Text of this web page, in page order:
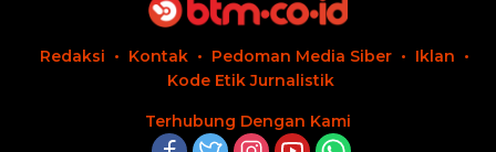
Redaksi Kontak Pedoman Media Siber
Iklan
Kode Etik Jurnalistik
Terhubung Dengan Kami